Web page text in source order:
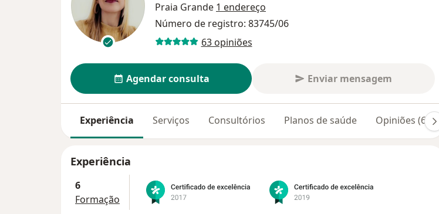
Praia Grande 1 endereço
Número de registro: 83745/06
63 opiniões
Agendar consulta Enviar mensagem
Experiência Serviços Consultórios Planos de saúde Opiniões (63)
Experiência
6
Formação